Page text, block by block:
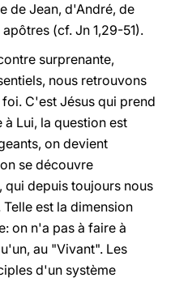
de Jean, d'André, de
(cf. Jn 1,29-51).
surprenante,
nous retrouvons
C'est Jésus qui prend
Lui, la question est
on devient
se découvre
qui depuis toujours nous
Telle est la dimension
on n'a pas à faire à
au "Vivant". Les
d'un système